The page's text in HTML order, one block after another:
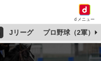
dメニュー
Jリーグ プロ野球（2軍）